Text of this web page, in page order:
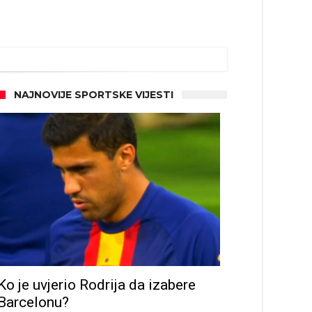
NAJNOVIJE SPORTSKE VIJESTI
je uvjerio Rodrija da izabere